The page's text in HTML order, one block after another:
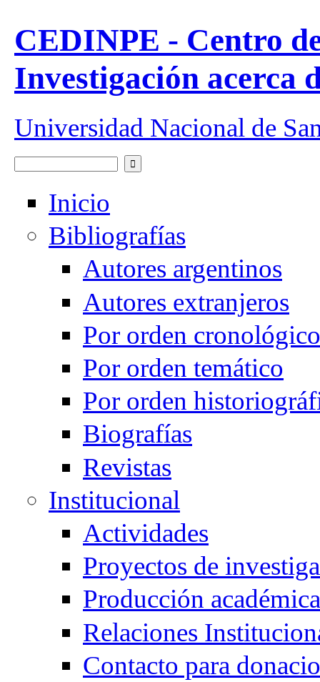
CEDINPE - Centro
Investigación acerca
Universidad Nacional de
Formulario de búsqueda
Inicio
Bibliografías
Autores argentinos
Autores extranjeros
Por orden cronológico
Por orden temático
Por orden
Biografías
Revistas
Institucional
Actividades
Proyectos de
Producción académica
Relaciones
Contacto para